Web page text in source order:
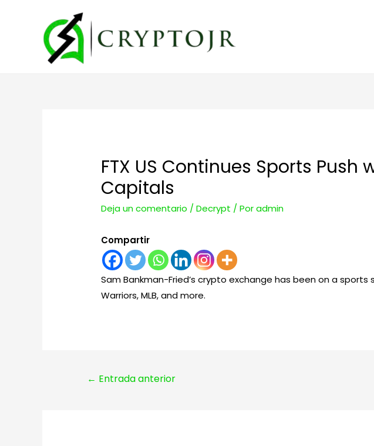
FTX US Continues Sports
Capitals
Deja un comentario /Decrypt / Poradmin
Compartir
Sam Bankman-Fried’s crypto exchange has been on a
Warriors, MLB, and more.
Navegación
← Entrada anterior